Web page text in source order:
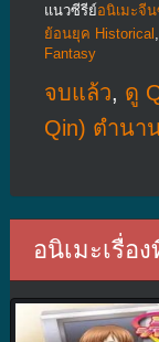
แนวซีรีย์อนิเมะจี
ย้อนยุค Historical
Fantasy
จบแล้ว, ดู
Qin) ตำนา
อนิเมะเรื่อ